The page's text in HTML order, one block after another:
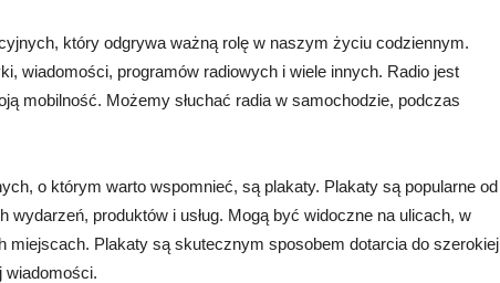
który odgrywa ważną rolę w naszym życiu codziennym.
wiadomości, programów radiowych i wiele innych. Radio jest
mobilność. Możemy słuchać radia w samochodzie, podczas
o którym warto wspomnieć, są plakaty. Plakaty są popularne od
wydarzeń, produktów i usług. Mogą być widoczne na ulicach, w
miejscach. Plakaty są skutecznym sposobem dotarcia do szerokiej
wiadomości.